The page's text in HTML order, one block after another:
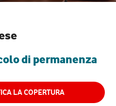
di permanenza
LA COPERTURA